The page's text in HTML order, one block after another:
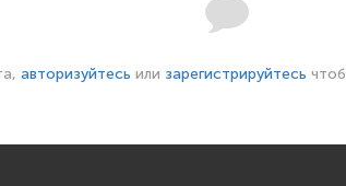
авторизуйтесь или зарегистрируйтесь